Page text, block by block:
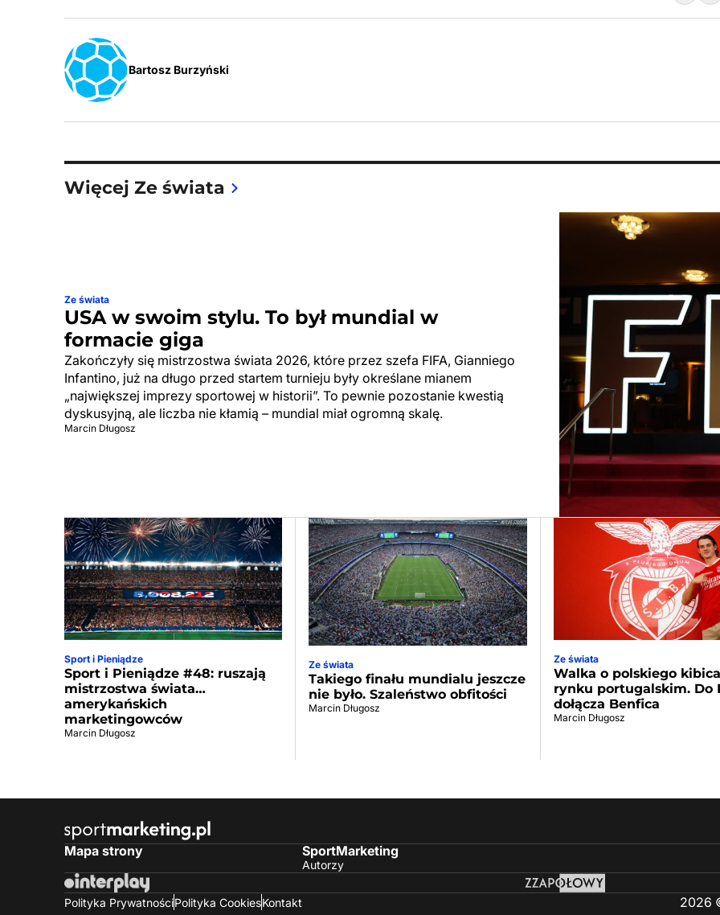
Bartosz Burzyński
Więcej Ze świata
Ze świata
USA w swoim stylu. To był mundial w
formacie giga
Zakończyły się mistrzostwa świata 2026, które przez szefa FIFA, Gianniego
Infantino, już na długo przed startem turnieju były określane mianem
„największej imprezy sportowej w historii”. To pewnie pozostanie kwestią
dyskusyjną, ale liczba nie kłamią – mundial miał ogromną skalę.
Marcin Długosz
Sport i Pieniądze
Sport i Pieniądze #48: ruszają
mistrzostwa świata…
amerykańskich
marketingowców
Marcin Długosz
Ze świata
Takiego finału mundialu jeszcze
nie było. Szaleństwo obfitości
Marcin Długosz
Ze świata
Walka o polskiego
rynku portugalskim. Do
dołącza Benfica
Marcin Długosz
Mapa strony SportMarketing
Autorzy
Polityka PrywatnościPolityka CookiesKontakt 2026